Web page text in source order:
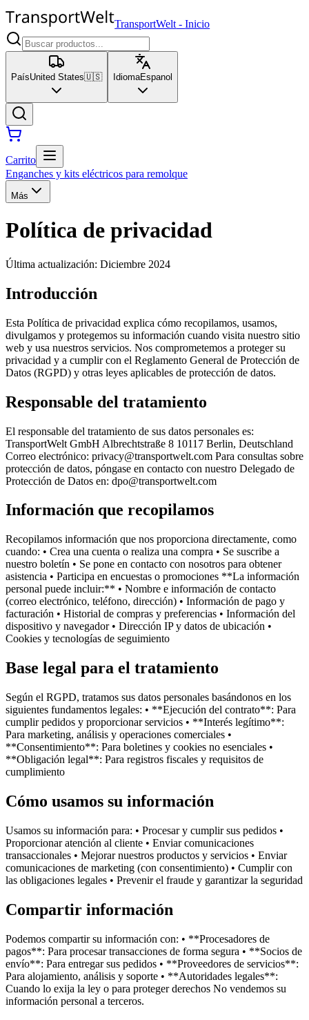
TransportWelt -Inicio
PaísUnited States🇺🇸 IdiomaEspanol
Carrito
Enganches y kits eléctricos para remolque
Más
Política de privacidad
Última actualización: Diciembre 2024
Introducción
Esta Política de privacidad explica cómo recopilamos, usamos,
divulgamos y protegemos su información cuando visita nuestro sitio
web y usa nuestros servicios. Nos comprometemos a proteger su
privacidad y a cumplir con el Reglamento General de Protección de
Datos (RGPD) y otras leyes aplicables de protección de datos.
Responsable del tratamiento
El responsable del tratamiento de sus datos personales es:
TransportWelt GmbH Albrechtstraße 8 10117 Berlin, Deutschland
Correo electrónico: privacy@transportwelt.com Para consultas sobre
protección de datos, póngase en contacto con nuestro Delegado de
Protección de Datos en: dpo@transportwelt.com
Información que recopilamos
Recopilamos información que nos proporciona directamente, como
cuando: • Crea una cuenta o realiza una compra • Se suscribe a
nuestro boletín • Se pone en contacto con nosotros para obtener
asistencia • Participa en encuestas o promociones **La información
personal puede incluir:** • Nombre e información de contacto
(correo electrónico, teléfono, dirección) • Información de pago y
facturación • Historial de compras y preferencias • Información del
dispositivo y navegador • Dirección IP y datos de ubicación •
Cookies y tecnologías de seguimiento
Base legal para el tratamiento
Según el RGPD, tratamos sus datos personales basándonos en los
siguientes fundamentos legales: • **Ejecución del contrato**: Para
cumplir pedidos y proporcionar servicios • **Interés legítimo**:
Para marketing, análisis y operaciones comerciales •
**Consentimiento**: Para boletines y cookies no esenciales •
**Obligación legal**: Para registros fiscales y requisitos de
cumplimiento
Cómo usamos su información
Usamos su información para: • Procesar y cumplir sus pedidos •
Proporcionar atención al cliente • Enviar comunicaciones
transaccionales • Mejorar nuestros productos y servicios • Enviar
comunicaciones de marketing (con consentimiento) • Cumplir con
las obligaciones legales • Prevenir el fraude y garantizar la seguridad
Compartir información
Podemos compartir su información con: • **Procesadores de
pagos**: Para procesar transacciones de forma segura • **Socios de
envío**: Para entregar sus pedidos • **Proveedores de servicios**:
Para alojamiento, análisis y soporte • **Autoridades legales**:
Cuando lo exija la ley o para proteger derechos No vendemos su
información personal a terceros.